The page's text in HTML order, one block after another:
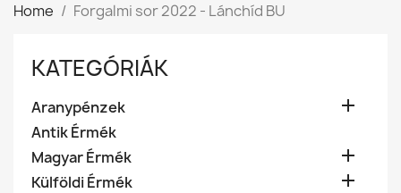
Home Forgalmi sor 2022 - Lánchíd BU
KATEGÓRIÁK
Aranypénzek 
Antik Érmék
Magyar Érmék

Külföldi Érmék 